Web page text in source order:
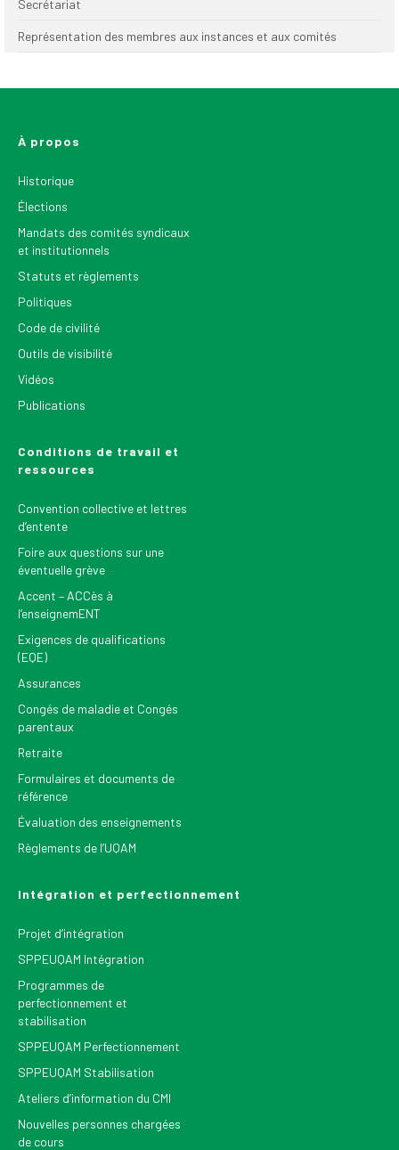
Négociation
Secrétariat
Représentation des membres aux instances et aux comités
À propos
Historique
Élections
Mandats des comités syndicaux
et institutionnels
Statuts et règlements
Politiques
Code de civilité
Outils de visibilité
Vidéos
Publications
Conditions de travail et
ressources
Convention collective et lettres
d’entente
Foire aux questions sur une
éventuelle grève
Accent – ACCès à
l’enseignemENT
Exigences de qualifications
(EQE)
Assurances
Congés de maladie et Congés
parentaux
Retraite
Formulaires et documents de
référence
Évaluation des enseignements
Règlements de l’UQAM
Intégration et perfectionnement
Projet d’intégration
SPPEUQAM Intégration
Programmes de
perfectionnement et
stabilisation
SPPEUQAM Perfectionnement
SPPEUQAM Stabilisation
Ateliers d’information du CMI
Nouvelles personnes chargées
de cours